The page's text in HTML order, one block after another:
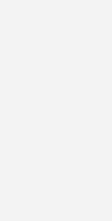
Baywa
Prozent erreicht –
schloss es das
Rekordgebnis von 266,6
Überschuss aus
von 25 Millionen Euro
der Konzern 211,6
erhöhte die Baywa
Euro. Zu
auch Ihrem